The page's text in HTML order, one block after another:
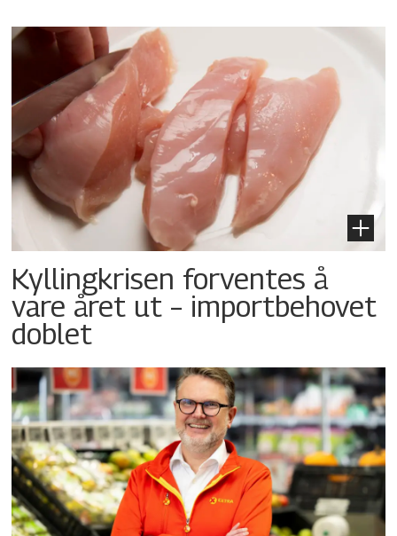
Kyllingkrisen forventes å
vare året ut – importbehovet
doblet